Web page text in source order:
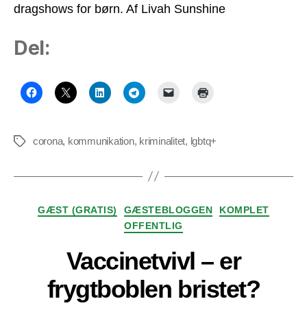
dragshows for børn. Af Livah Sunshine
Del:
Tagscorona, kommunikation, kriminalitet, lgbtq+
Kategorier
GÆST (GRATIS) GÆSTEBLOGGEN
KOMPLET
OFFENTLIG
Vaccinetvivl – er
frygtboblen bristet?